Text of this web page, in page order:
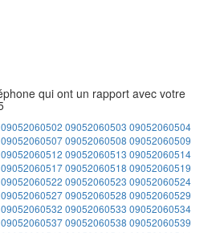
qui ont un rapport avec votre
09052060502 09052060503 09052060504
0905206050709052060508 09052060509
09052060512 09052060513 09052060514
0905206051709052060518 09052060519
09052060522 09052060523 09052060524
0905206052709052060528 09052060529
09052060532 09052060533 09052060534
0905206053709052060538 09052060539